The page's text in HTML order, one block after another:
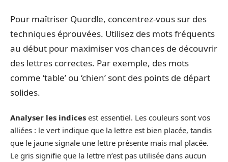
Pour maîtriser Quordle, concentrez-vous sur des
techniques éprouvées. Utilisez des mots fréquents
au début pour maximiser vos chances de découvrir
des lettres correctes. Par exemple, des mots
comme ‘table’ ou ‘chien’ sont des points de départ
solides.
Analyser les indices est essentiel. Les couleurs sont vos
alliées : le vert indique que la lettre est bien placée, tandis
que le jaune signale une lettre présente mais mal placée.
Le gris signifie que la lettre n’est pas utilisée dans aucun